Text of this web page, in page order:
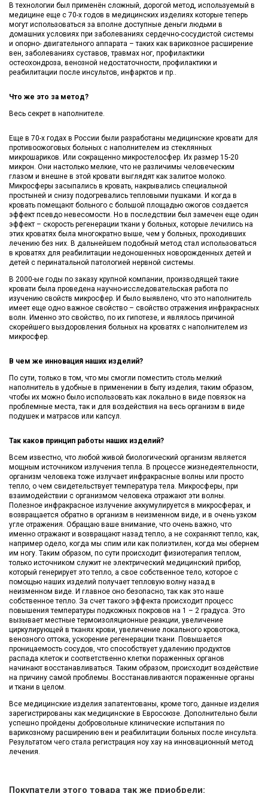
В технологии был применён сложный, дорогой метод, используемый в
медицине еще с 70-х годов в медицинских изделиях которые теперь
могут использоваться за вполне доступные деньги людьми в
домашних условиях при заболеваниях сердечно-сосудистой системы
и опорно- двигательного аппарата – таких как варикозное расширение
вен, заболеваниях суставов, травмах ног, профилактики
остеохондроза, венозной недостаточности, профилактики и
реабилитации после инсультов, инфарктов и пр..
Что же это за метод?
Весь секрет в наполнителе.
Еще в 70-х годах в России были разработаны медицинские кровати для
противоожоговых больных с наполнителем из стеклянных
микрошариков. Или сокращенно микростелосфер. Их размер 15-20
микрон. Они настолько мелкие, что не различимы человеческим
глазом и внешне в этой кровати выглядят как залитое молоко.
Микросферы засыпались в кровать, накрывались специальной
простыней и снизу подогревались тепловыми пушками. И когда в
кровать помещают больного с большой площадью ожогов создается
эффект псевдо невесомости. Но в последствии был замечен еще один
эффект – скорость регенерации ткани у больных, которые лечились на
этих кроватях была многократно выше, чем у больных, проходивших
лечению без них. В дальнейшем подобный метод стал использоваться
в кроватях для реабилитации недоношенных новорожденных детей и
детей с перинатальной патологией нервной системы.
В 2000-ые годы по заказу крупной компании, производящей такие
кровати была проведена научно-исследовательская работа по
изучению свойств микросфер. И было выявлено, что это наполнитель
имеет еще одно важное свойство – свойство отражения инфракрасных
волн. Именно это свойство, по их гипотезе, и являлось причиной
скорейшего выздоровления больных на кроватях с наполнителем из
микросфер.
В чем же инновация наших изделий?
По сути, только в том, что мы смогли поместить столь мелкий
наполнитель в удобные в применении в быту изделия, таким образом,
чтобы их можно было использовать как локально в виде повязок на
проблемные места, так и для воздействия на весь организм в виде
подушек и матрасов или капсул.
Так каков принцип работы наших изделий?
Всем известно, что любой живой биологический организм является
мощным источником излучения тепла. В процессе жизнедеятельности,
организм человека тоже излучает инфракрасные волны или просто
тепло, о чем свидетельствует температура тела. Микросферы, при
взаимодействии с организмом человека отражают эти волны.
Полезное инфракрасное излучение аккумулируется в микросферах, и
возвращается обратно в организм в неизменном виде, и в очень узком
угле отражения. Обращаю ваше внимание, что очень важно, что
именно отражают и возвращают назад тепло, а не сохраняют тепло, как,
например одело, когда мы спим или как полиэтилен, когда мы обернем
им ногу. Таким образом, по сути происходит физиотерапия теплом,
только источником служит не электрический медицинский прибор,
который генерирует это тепло, а свое собственное тело, которое с
помощью наших изделий получает тепловую волну назад в
неизменном виде. И главное оно безопасно, так как это наше
собственное тепло. За счет такого эффекта происходит процесс
повышения температуры подкожных покровов на 1 – 2 градуса. Это
вызывает местные термоизоляционные реакции, увеличение
циркулирующей в тканях крови, увеличение локального кровотока,
венозного оттока, ускорение регенерации ткани. Повышается
проницаемость сосудов, что способствует удалению продуктов
распада клеток и соответственно клетки пораженных органов
начинают восстанавливаться. Таким образом, происходит воздействие
на причину самой проблемы. Восстанавливаются пораженные органы
и ткани в целом.
Все медицинские изделия запатентованы, кроме того, данные изделия
зарегистрированы как медицинские в Евросоюзе. Дополнительно были
успешно пройдены добровольные клинические испытания по
варикозному расширению вен и реабилитации больных после инсульта.
Результатом чего стала регистрация ноу хау на инновационный метод
лечения.
Покупатели этого товара так же приобрели: